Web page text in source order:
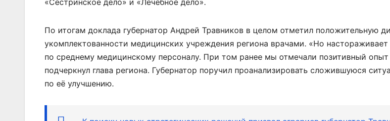
«Сестринское дело» и «Лечебное дело».
По итогам доклада губернатор Андрей Травников в целом отметил положительную
укомплектованности медицинских учреждения региона врачами. «Но настораживает
по среднему медицинскому персоналу. При том ранее мы отмечали позитивный опыт
подчеркнул глава региона. Губернатор поручил проанализировать сложившуюся
по её улучшению.